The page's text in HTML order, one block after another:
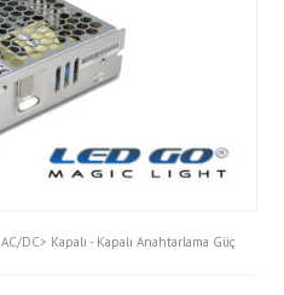
AC/DC> Kapalı - Kapalı Anahtarlama Güç